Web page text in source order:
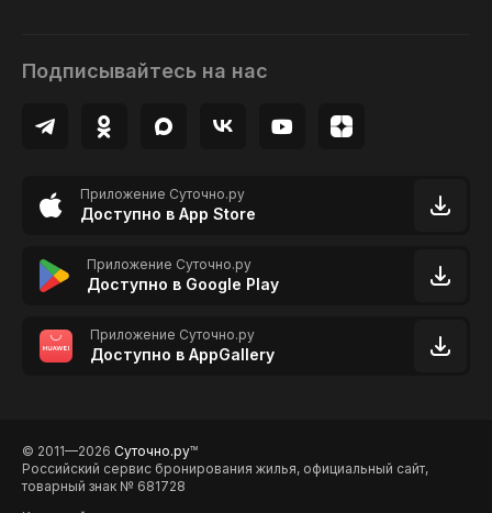
Подписывайтесь на нас
Приложение Суточно.ру
Доступно в App Store
Приложение Суточно.ру
Доступно в Google Play
Приложение Суточно.ру
Доступно в AppGallery
© 2011—2026 Суточно.руTM
Российский сервис бронирования жилья, официальный сайт,
товарный знак № 681728